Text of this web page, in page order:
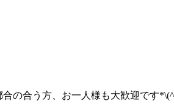
の合う方、お一人様も大歓迎です